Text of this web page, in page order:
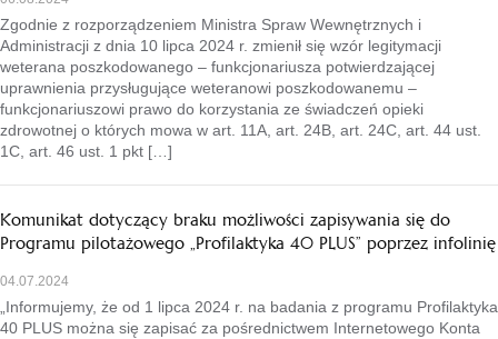
Zgodnie z rozporządzeniem Ministra Spraw Wewnętrznych i
Administracji z dnia 10 lipca 2024 r. zmienił się wzór legitymacji
weterana poszkodowanego – funkcjonariusza potwierdzającej
uprawnienia przysługujące weteranowi poszkodowanemu –
funkcjonariuszowi prawo do korzystania ze świadczeń opieki
zdrowotnej o których mowa w art. 11A, art. 24B, art. 24C, art. 44 ust.
1C, art. 46 ust. 1 pkt […]
Komunikat dotyczący braku możliwości zapisywania się do
Programu pilotażowego „Profilaktyka 40 PLUS” poprzez infolinię
04.07.2024
„Informujemy, że od 1 lipca 2024 r. na badania z programu Profilaktyka
40 PLUS można się zapisać za pośrednictwem Internetowego Konta